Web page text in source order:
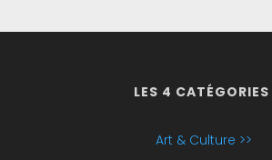
LES 4 CATÉGORIES
Art & Culture >>